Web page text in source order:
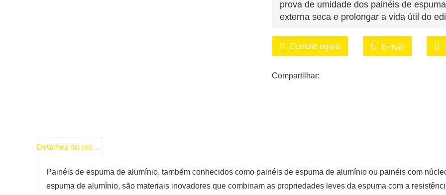
prova de umidade dos painéis de
externa seca e prolongar a vida útil do
Decoração de tetos: No espaço
podem ser utilizados para decoração de
sensação de modernidade e estilo.
utilizados para decoração de móveis em
mesa, portas de armários, etc.,
espaços internos.
Contate agora E-mail
Compartilhar:
Detalhes do produto
Painéis de espuma de alumínio, também conhecidos como painéis de espuma de alumínio ou painéis com
espuma de alumínio, são materiais inovadores que combinam as propriedades leves da espuma com a